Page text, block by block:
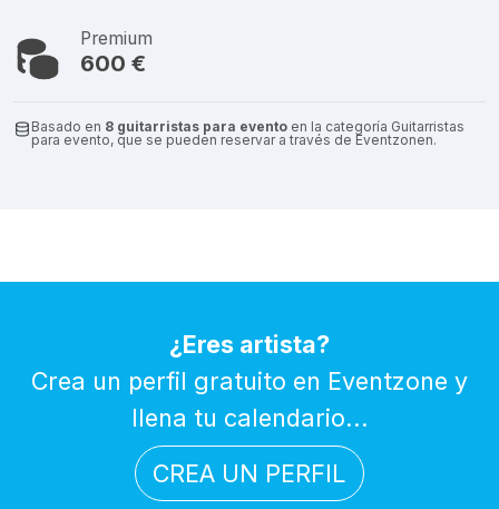
Premium
600 €
Basado en 8 guitarristas para evento en la categoría Guitarristas
para evento, que se pueden reservar a través de Eventzonen.
¿Eres artista?
Crea un perfil gratuito en Eventzone y
llena tu calendario...
CREA UN PERFIL